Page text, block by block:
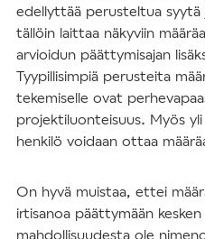
edellyttää perusteltua
tällöin laittaa näkyviin
arvioidun päättymisajan
Tyypillisimpiä perusteita
tekemiselle ovat
projektiluonteisuus. Myös
henkilö voidaan ottaa
On hyvä muistaa, ettei
irtisanoa päättymään
mahdollisuudesta ole